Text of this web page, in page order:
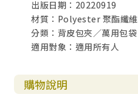
出版日期：20220919
材質：Polyester 聚酯纖維
分類：背皮包夾／萬用包袋
適用對象：適用所有人
購物說明